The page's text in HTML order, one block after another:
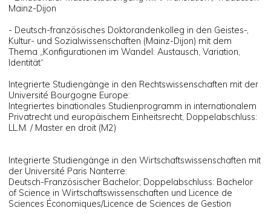
Mainz-Dijon
- Deutsch-französisches Doktorandenkolleg in den Geistes-,
Kultur- und Sozialwissenschaften (Mainz-Dijon) mit dem
Thema „Konfigurationen im Wandel: Austausch, Variation,
Identität“
Integrierte Studiengänge in den Rechtswissenschaften mit der
Université Bourgogne Europe:
Integriertes binationales Studienprogramm in internationalem
Privatrecht und europäischem Einheitsrecht, Doppelabschluss:
LL.M. / Master en droit (M2)
Integrierte Studiengänge in den Wirtschaftswissenschaften mit
der Université Paris Nanterre:
Deutsch-Französischer Bachelor; Doppelabschluss: Bachelor
of Science in Wirtschaftswissenschaften und Licence de
Sciences Économiques/Licence de Sciences de Gestion